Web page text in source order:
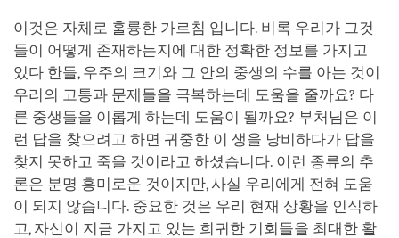
이것은 자체로 훌륭한 가르침 입니다. 비록 우리가 그것
들이 어떻게 존재하는지에 대한 정확한 정보를 가지고
있다 한들, 우주의 크기와 그 안의 중생의 수를 아는 것이
우리의 고통과 문제들을 극복하는데 도움을 줄까요? 다
른 중생들을 이롭게 하는데 도움이 될까요? 부처님은 이
런 답을 찾으려고 하면 귀중한 이 생을 낭비하다가 답을
찾지 못하고 죽을 것이라고 하셨습니다. 이런 종류의 추
론은 분명 흥미로운 것이지만, 사실 우리에게 전혀 도움
이 되지 않습니다. 중요한 것은 우리 현재 상황을 인식하
고, 자신이 지금 가지고 있는 희귀한 기회들을 최대한 활